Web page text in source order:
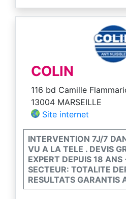
COLIN
116 bd Camille
13004 MARSEILLE
Site internet
INTERVENTION 7J/7
VU A LA TELE . DEVIS
EXPERT DEPUIS 18
SECTEUR: TOTALITE
RESULTATS GARANTIS